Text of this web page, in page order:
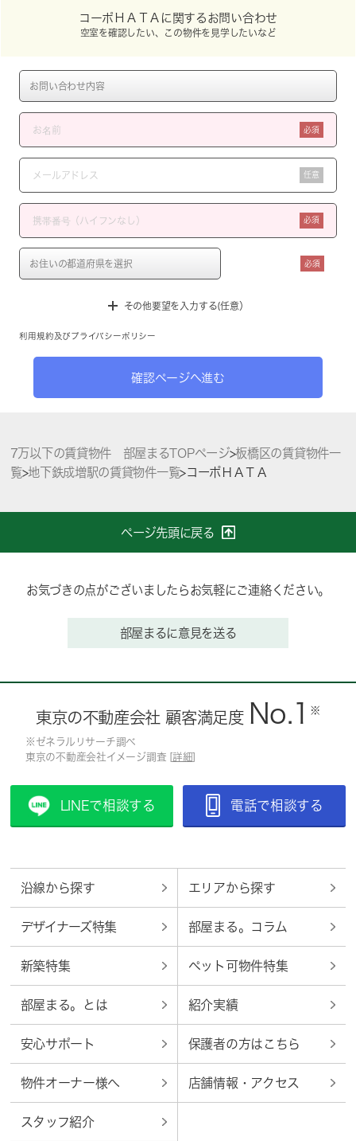
コーポＨＡＴＡに関するお問い合わせ
空室を確認したい、この物件を見学したいなど
必須
任意
必須
必須
その他要望を入力する(任意）
利用規約 及び プライバシーポリシー
確認ページへ進む
7万以下の賃貸物件 部屋まるTOPページ>板橋区の賃貸物件一
覧>地下鉄成増駅の賃貸物件一覧>コーポＨＡＴＡ
ページ先頭に戻る
お気づきの点がございましたらお気軽にご連絡ください。
部屋まるに意見を送る
東京の不動産会社 顧客満足度 No.1 ※
※ゼネラルリサーチ調べ
東京の不動産会社イメージ調査 [ 詳細
LINEで相談する 電話で相談する
沿線から探す エリアから探す
デザイナーズ特集 部屋まる。コラム
新築特集 ペット可物件特集
部屋まる。とは 紹介実績
安心サポート 保護者の方はこちら
物件オーナー様へ 店舗情報・アクセス
スタッフ紹介